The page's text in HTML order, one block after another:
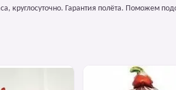
круглосуточно. Гарантия полёта. Поможем